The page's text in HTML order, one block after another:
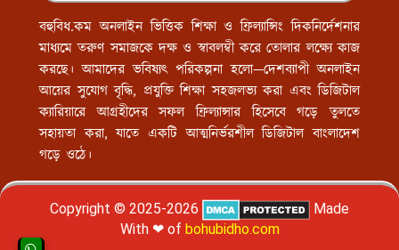
বহুবিধ.কম অনলাইন ভিত্তিক শিক্ষা ও ফ্রিল্যান্সিং দিকনির্দেশনার
মাধ্যমে তরুণ সমাজকে দক্ষ ও স্বাবলম্বী করে তোলার লক্ষ্যে কাজ
করছে। আমাদের ভবিষ্যৎ পরিকল্পনা হলো—দেশব্যাপী অনলাইন
আয়ের সুযোগ বৃদ্ধি, প্রযুক্তি শিক্ষা সহজলভ্য করা এবং ডিজিটাল
ক্যারিয়ারে আগ্রহীদের সফল ফ্রিল্যান্সার হিসেবে গড়ে তুলতে
সহায়তা করা, যাতে একটি আত্মনির্ভরশীল ডিজিটাল বাংলাদেশ
গড়ে ওঠে।
Copyright © 2025-2026
Made
With ❤ of bohubidho.com